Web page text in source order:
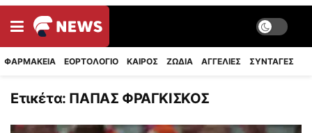
ΦΑΡΜΑΚΕΙΑ ΕΟΡΤΟΛΟΓΙΟ ΚΑΙΡΟΣ ΖΩΔΙΑ ΑΓΓΕΛΙΕΣ ΣΥΝΤΑΓΈΣ
Ετικέτα: ΠΑΠΑΣ ΦΡΑΓΚΙΣΚΟΣ